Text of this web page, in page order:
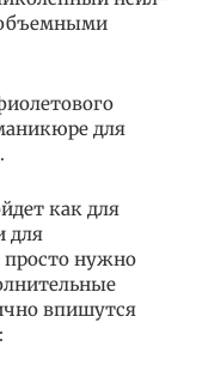
объемными
для
как для
для
нужно
впишутся